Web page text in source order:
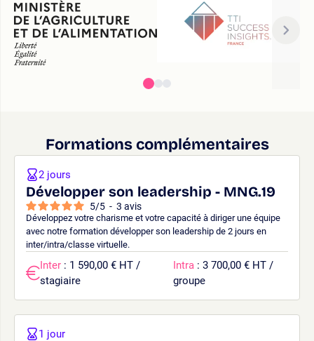
Formations complémentaires
Développer son leadership - MNG.19
5/5 - 3 avis
Développez votre charisme et votre capacité à diriger une équipe
avec notre formation développer son leadership de 2 jours en
inter/intra/classe virtuelle.
2 jours
Inter : 1 590,00 € HT /
stagiaire
Intra : 3 700,00 € HT /
groupe
1 jour